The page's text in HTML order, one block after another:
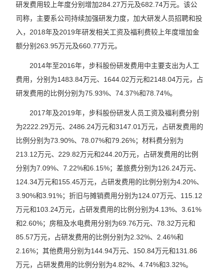
研发费用较上年度分别增加284.27万元及682.74万元。该公
司称，主要系公司持续加强研发力度，加大研发人员招聘和投
入，2018年及2019年研发相关工资及福利费较上年度增加金
额分别263.95万元及660.77万元。
2014年至2016年，步科股份研发费用中主要支出为人工
费用，分别为1483.84万元、1644.02万元和2148.04万元，占
研发费用的比例分别为75.93%、74.37%和78.74%。
2017年及2019年，步科股份研发人员工资及福利费分别
为2222.29万元、2486.24万元和3147.01万元，占研发费用的
比例分别为73.90%、78.07%和79.26%；材料费分别为
213.12万元、229.82万元和244.20万元，占研发费用的比例
分别为7.09%、7.22%和6.15%；差旅费分别为126.24万元、
124.34万元和155.45万元，占研发费用的比例分别为4.20%、
3.90%和3.91%；折旧与摊销费用分别为124.07万元、115.12
万元和103.24万元，占研发费用的比例分别为4.13%、3.61%
和2.60%；房租及水电费用分别为69.76万元、78.32万元和
85.57万元，占研发费用的比例分别为2.32%、2.46%和
2.16%；其他费用分别为144.94万元、150.84万元和131.86
万元，占研发费用的比例分别为4.82%、4.74%和3.32%。